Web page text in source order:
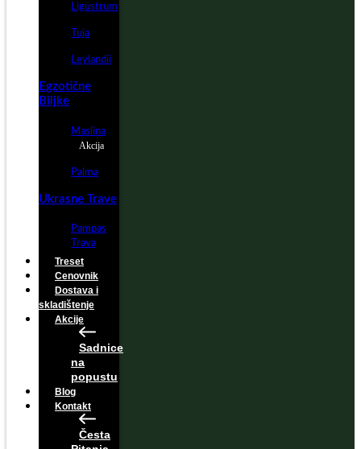
Ligustrum
Tuja
Leylandii
Egzotične
Biljke
Maslina
Akcija
Palma
Ukrasne Trave
Pampas
Trava
Treset
Cenovnik
Dostava i
skladištenje
Akcije
Sadnice
na
popustu
Blog
Kontakt
Česta